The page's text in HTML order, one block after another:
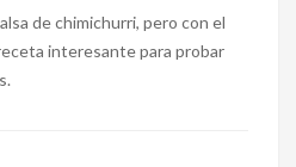
de chimichurri, pero con el
interesante para probar